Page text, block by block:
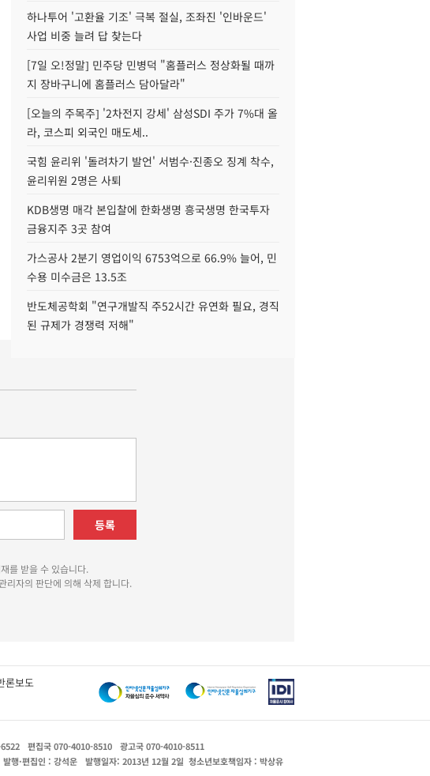
하나투어 '고환율 기조' 극복 절실, 조좌진 '인바운드'
사업 비중 늘려 답 찾는다
[7일 오!정말] 민주당 민병덕 "홈플러스 정상화될 때까
지 장바구니에 홈플러스 담아달라"
[오늘의 주목주] '2차전지 강세' 삼성SDI 주가 7%대 올
라, 코스피 외국인 매도세..
국힘 윤리위 '돌려차기 발언' 서범수·진종오 징계 착수,
윤리위원 2명은 사퇴
KDB생명 매각 본입찰에 한화생명 흥국생명 한국투자
금융지주 3곳 참여
가스공사 2분기 영업이익 6753억으로 66.9% 늘어, 민
수용 미수금은 13.5조
반도체공학회 "연구개발직 주52시간 유연화 필요, 경직
된 규제가 경쟁력 저해"
등록
를 받을 수 있습니다.
리자의 판단에 의해 삭제 합니다.
론보도
편집국 070-4010-8510
광고국 070-4010-8511
발행·편집인 : 강석운 발행일자: 2013년 12월 2일 청소년보호책임자 : 박상유